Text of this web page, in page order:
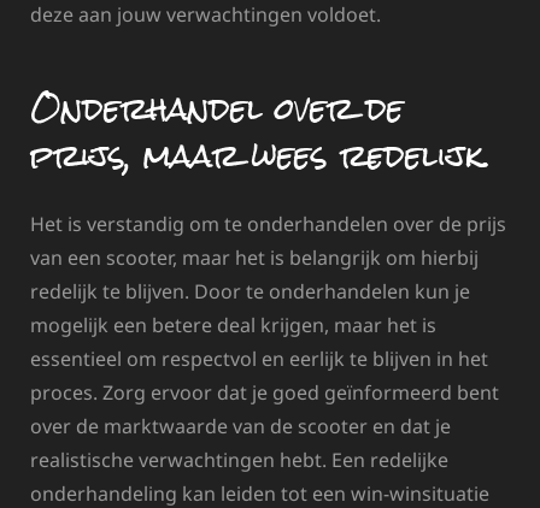
deze aan jouw verwachtingen voldoet.
Onderhandel over de
prijs, maar wees redelijk.
Het is verstandig om te onderhandelen over de prijs
van een scooter, maar het is belangrijk om hierbij
redelijk te blijven. Door te onderhandelen kun je
mogelijk een betere deal krijgen, maar het is
essentieel om respectvol en eerlijk te blijven in het
proces. Zorg ervoor dat je goed geïnformeerd bent
over de marktwaarde van de scooter en dat je
realistische verwachtingen hebt. Een redelijke
onderhandeling kan leiden tot een win-winsituatie